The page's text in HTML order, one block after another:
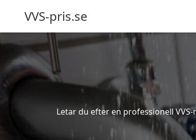
VVS-pris.se
Letar du efter en professionell